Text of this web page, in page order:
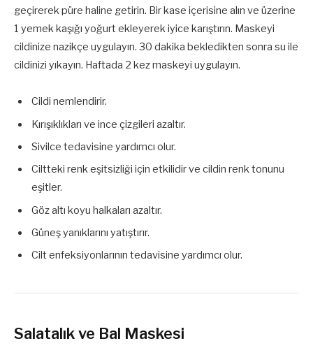
geçirerek püre haline getirin. Bir kase içerisine alın ve üzerine
1 yemek kaşığı yoğurt ekleyerek iyice karıştırın. Maskeyi
cildinize nazikçe uygulayın. 30 dakika bekledikten sonra su ile
cildinizi yıkayın. Haftada 2 kez maskeyi uygulayın.
Cildi nemlendirir.
Kırışıklıkları ve ince çizgileri azaltır.
Sivilce tedavisine yardımcı olur.
Ciltteki renk eşitsizliği için etkilidir ve cildin renk tonunu
eşitler.
Göz altı koyu halkaları azaltır.
Güneş yanıklarını yatıştırır.
Cilt enfeksiyonlarının tedavisine yardımcı olur.
Salatalık ve Bal Maskesi